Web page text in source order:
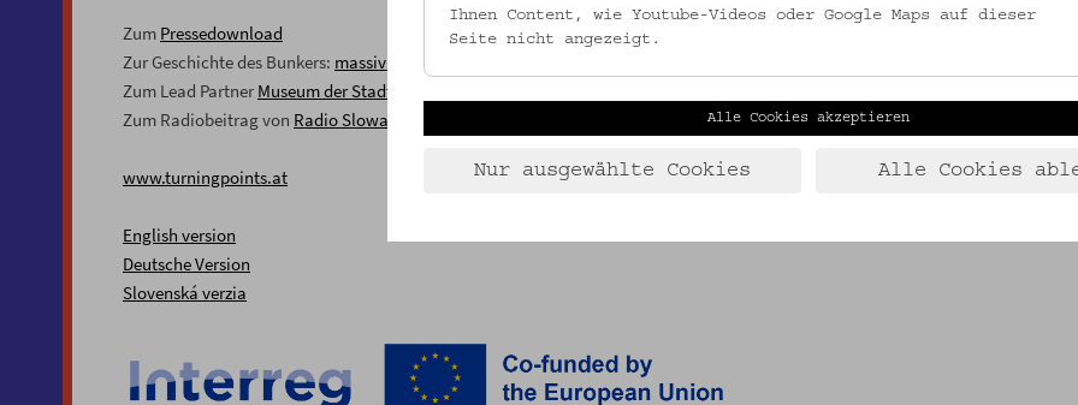
Zum Pressedownload
Zur Geschichte des Bunkers: massivunsichtbar.at
Zum Lead Partner Museum der Stadt Bratislava
Zum Radiobeitrag von Radio Slowakei International
www.turningpoints.at
English version
Deutsche Version
Slovenská verzia
Ihnen Content, wie Youtube-Videos oder Google Maps auf dieser
Seite nicht angezeigt.
Alle Cookies akzeptieren
Nur ausgewählte Cookies Alle Cookies